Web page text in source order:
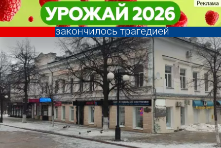
История Пензы: Испытание
водяного велосипеда едва не
закончилось трагедией
История
История Пензы: Испытание
водяного велосипеда едва не
закончилось трагедией
История
Другие новости
по теме
Погода и курсы
валют в Пензе